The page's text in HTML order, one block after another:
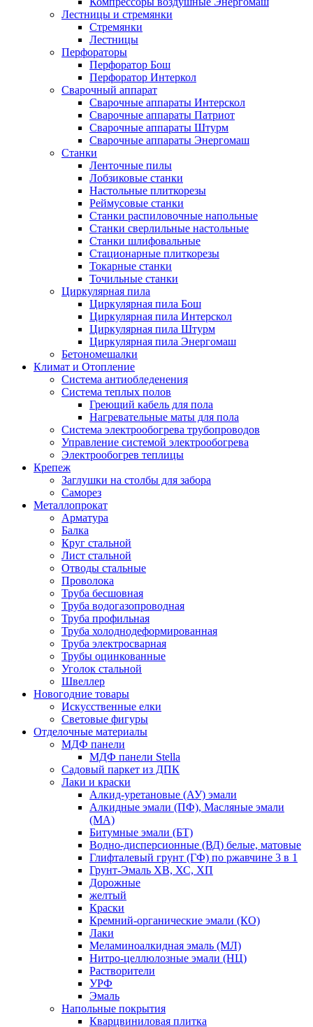
Лестницы и стремянки
Стремянки
Лестницы
Перфораторы
Перфоратор Бош
Перфоратор Интеркол
Сварочный аппарат
Сварочные аппараты Интерскол
Сварочные аппараты Патриот
Сварочные аппараты Штурм
Сварочные аппараты Энергомаш
Станки
Ленточные пилы
Лобзиковые станки
Настольные плиткорезы
Реймусовые станки
Станки распиловочные напольные
Станки сверлильные настольные
Станки шлифовальные
Стационарные плиткорезы
Токарные станки
Точильные станки
Циркулярная пила
Циркулярная пила Бош
Циркулярная пила Интерскол
Циркулярная пила Штурм
Циркулярная пила Энергомаш
Бетономешалки
Климат и Отопление
Система антиобледенения
Система теплых полов
Греющий кабель для пола
Нагревательные маты для пола
Система электрообогрева трубопроводов
Управление системой электрообогрева
Электрообогрев теплицы
Крепеж
Заглушки на столбы для забора
Саморез
Металлопрокат
Арматура
Балка
Круг стальной
Лист стальной
Отводы стальные
Проволока
Труба бесшовная
Труба водогазопроводная
Труба профильная
Труба холоднодеформированная
Труба электросварная
Трубы оцинкованные
Уголок стальной
Швеллер
Новогодние товары
Искусственные елки
Световые фигуры
Отделочные материалы
МДФ панели
МДФ панели Stella
Садовый паркет из ДПК
Лаки и краски
Алкид-уретановые (АУ) эмали
Алкидные эмали (ПФ), Масляные эмали
(МА)
Битумные эмали (БТ)
Водно-дисперсионные (ВД) белые, матовые
Глифталевый грунт (ГФ) по ржавчине 3 в 1
Грунт-Эмаль ХВ, ХС, ХП
Дорожные
желтый
Краски
Кремний-органические эмали (КО)
Лаки
Меламиноалкидная эмаль (МЛ)
Нитро-целлюлозные эмали (НЦ)
Растворители
УРФ
Эмаль
Напольные покрытия
Кварцвиниловая плитка